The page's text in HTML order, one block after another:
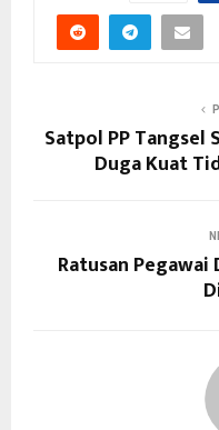
Satpol PP Tangsel
Duga Kuat
Ratusan